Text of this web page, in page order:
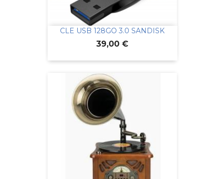
CLE USB 128GO 3.0 SANDISK
Prix
39,00 €